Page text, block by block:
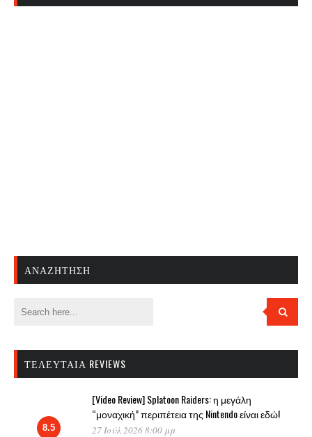
ΑΝΑΖΉΤΗΣΗ
ΤΕΛΕΥΤΑΊΑ REVIEWS
8.5
[Video Review] Splatoon Raiders: η μεγάλη
“μοναχική” περιπέτεια της Nintendo είναι εδώ!
27 Ιούλ 2026 8:00 μμ